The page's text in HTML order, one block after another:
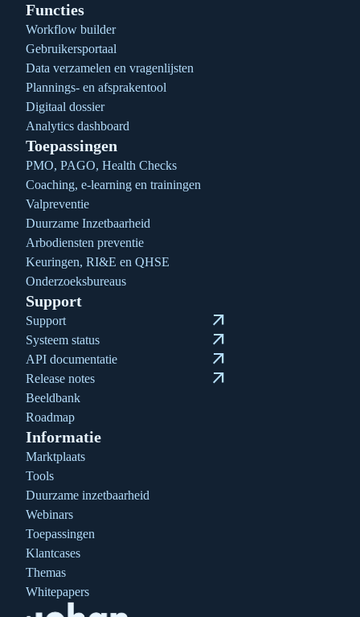
Functies
Workflow builder
Gebruikersportaal
Data verzamelen en vragenlijsten
Plannings- en afsprakentool
Digitaal dossier
Analytics dashboard
Toepassingen
PMO, PAGO, Health Checks
Coaching, e-learning en trainingen
Valpreventie
Duurzame Inzetbaarheid
Arbodiensten preventie
Keuringen, RI&E en QHSE
Onderzoeksbureaus
Support
Support arrow_outward
Systeem status arrow_outward
API documentatie arrow_outward
Release notes arrow_outward
Beeldbank
Roadmap
Informatie
Marktplaats
Tools
Duurzame inzetbaarheid
Webinars
Toepassingen
Klantcases
Themas
Whitepapers